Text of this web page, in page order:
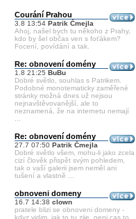
Courání Prahou
3.8 13:54 Patrik Čmejla
Ahoj, našel bych tu někoho z Prahy,
kdo by šel občas ven s foťákem?
Focení, povídání a tak.
Re: obnovení domény
1.8 21:25 BuBu
Dobré světlo, souhlas s Patrikem.
Podobné monotematicky zaměřené
stránky možná dnes už nejsou
nejnavštěvovanější, ale to
neznamená, že na internetu nemají
Re: obnovení domény
27.7 07:50 Patrik Čmejla
Dobré světlo všem, mohu-li jako zcela
cizí člověk přispět svým pohledem,
tak o vaší galerii jsem neměl ani
tušení a vlastně ...
obnoveni domeny
16.7 14:38 clown
pratele blizi se obnoveni domeny -
kdyz vidim, jak to tu zije, neni cas to